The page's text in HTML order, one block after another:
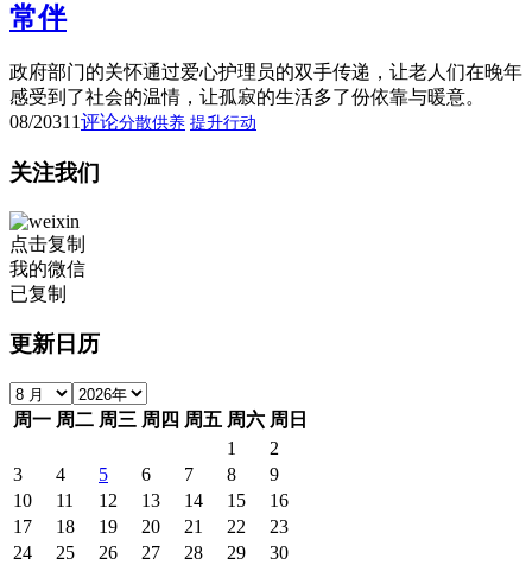
常伴
政府部门的关怀通过爱心护理员的双手传递，让老人们在晚年
感受到了社会的温情，让孤寂的生活多了份依靠与暖意。
08/20311评论分散供养 提升行动
关注我们
点击复制
我的微信
已复制
更新日历
周一 周二 周三 周四 周五 周六 周日
1
2
3
4 5 6 7 8
9
10
11 12 13 14 15
16
17
18 19 20 21 22
23
24
25 26 27 28 29
30